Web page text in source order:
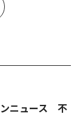
ニュース 不